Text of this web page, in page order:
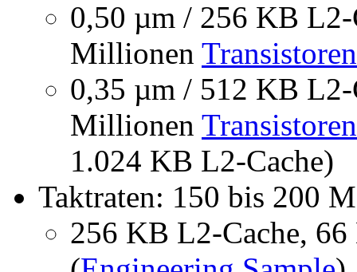
0,50 µm / 256 KB L2-
Millionen Transistoren
0,35 µm / 512 KB L2-
Millionen Transistoren
1.024 KB L2-Cache)
Taktraten: 150 bis 200
256 KB L2-Cache,